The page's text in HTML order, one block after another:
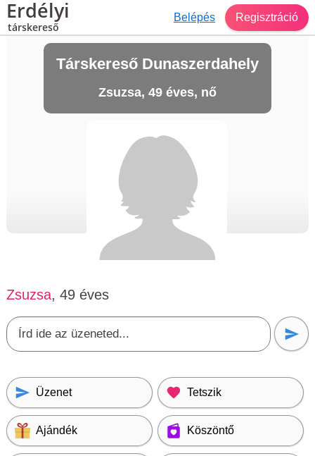
Erdélyi
társkereső
Belépés Regisztráció
Társkereső Dunaszerdahely
Zsuzsa, 49 éves, nő
Zsuzsa, 49 éves
Üzenet Tetszik
Ajándék Köszöntő